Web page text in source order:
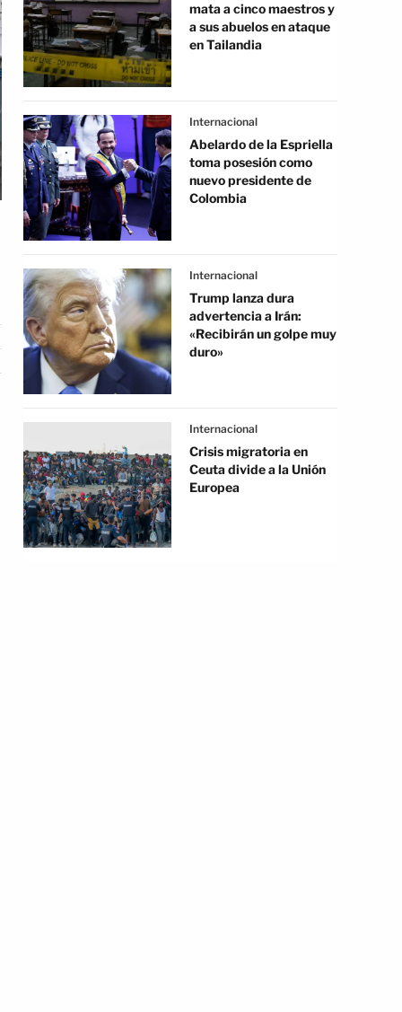
mata a cinco maestros y
a sus abuelos en ataque
en Tailandia
Internacional
Abelardo de la Espriella
toma posesión como
nuevo presidente de
Colombia
Internacional
Trump lanza dura
advertencia a Irán:
«Recibirán un golpe muy
duro»
Internacional
Crisis migratoria en
Ceuta divide a la Unión
Europea